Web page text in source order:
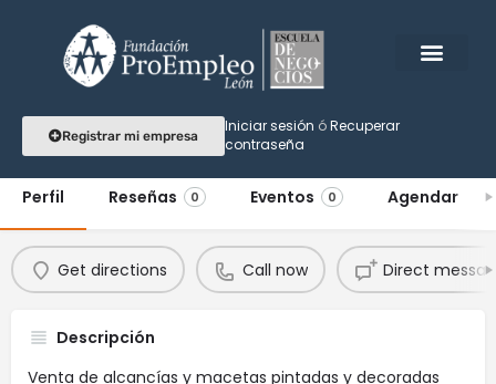
Registrar mi empresa
Iniciar sesión óRecuperar
contraseña
Downart
Una expresión de amor
Perfil Reseñas 0 Eventos 0 Agendar
Get directions Call now Direct
Descripción
Venta de alcancías y macetas pintadas y decoradas